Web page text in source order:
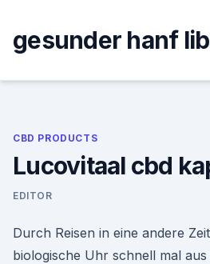
content
gesunder hanf
CBD PRODUCTS
Lucovitaal cbd
EDITOR
Durch Reisen in eine andere
biologische Uhr schnell mal